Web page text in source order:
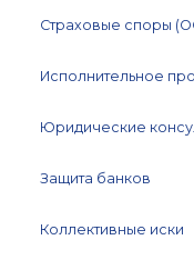
Страховые споры
Исполнительное
Юридические
Защита банков
Коллективные иски